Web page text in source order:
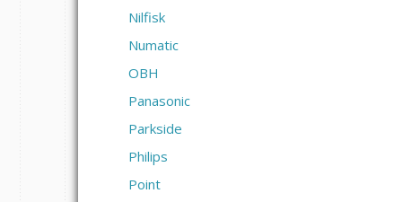
Nilfisk
Numatic
OBH
Panasonic
Parkside
Philips
Point